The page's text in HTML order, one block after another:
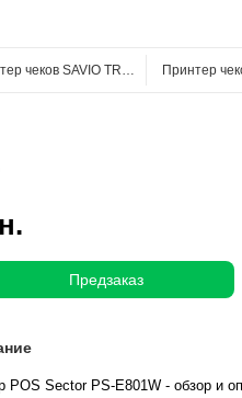
чеков SAVIO TRP SV 80230
Принтер
Предзаказ
POS Sector PS-E801W - обзор и